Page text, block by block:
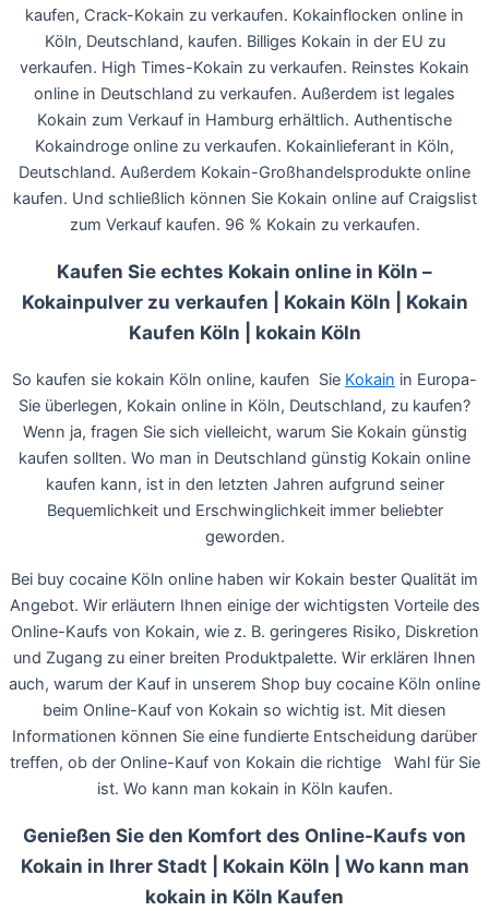
kaufen, Crack-Kokain zu verkaufen. Kokainflocken online in
Köln, Deutschland, kaufen. Billiges Kokain in der EU zu
verkaufen. High Times-Kokain zu verkaufen. Reinstes Kokain
online in Deutschland zu verkaufen. Außerdem ist legales
Kokain zum Verkauf in Hamburg erhältlich. Authentische
Kokaindroge online zu verkaufen. Kokainlieferant in Köln,
Deutschland. Außerdem Kokain-Großhandelsprodukte online
kaufen. Und schließlich können Sie Kokain online auf Craigslist
zum Verkauf kaufen. 96 % Kokain zu verkaufen.
Kaufen Sie echtes Kokain online in Köln –
Kokainpulver zu verkaufen | Kokain Köln | Kokain
Kaufen Köln | kokain Köln
So kaufen sie kokain Köln online, kaufen Sie Kokain in Europa-
Sie überlegen, Kokain online in Köln, Deutschland, zu kaufen?
Wenn ja, fragen Sie sich vielleicht, warum Sie Kokain günstig
kaufen sollten. Wo man in Deutschland günstig Kokain online
kaufen kann, ist in den letzten Jahren aufgrund seiner
Bequemlichkeit und Erschwinglichkeit immer beliebter
geworden.
Bei buy cocaine Köln online haben wir Kokain bester Qualität im
Angebot. Wir erläutern Ihnen einige der wichtigsten Vorteile des
Online-Kaufs von Kokain, wie z. B. geringeres Risiko, Diskretion
und Zugang zu einer breiten Produktpalette. Wir erklären Ihnen
auch, warum der Kauf in unserem Shop buy cocaine Köln online
beim Online-Kauf von Kokain so wichtig ist. Mit diesen
Informationen können Sie eine fundierte Entscheidung darüber
treffen, ob der Online-Kauf von Kokain die richtige Wahl für Sie
ist. Wo kann man kokain in Köln kaufen.
Genießen Sie den Komfort des Online-Kaufs von
Kokain in Ihrer Stadt | Kokain Köln | Wo kann man
kokain in Köln Kaufen